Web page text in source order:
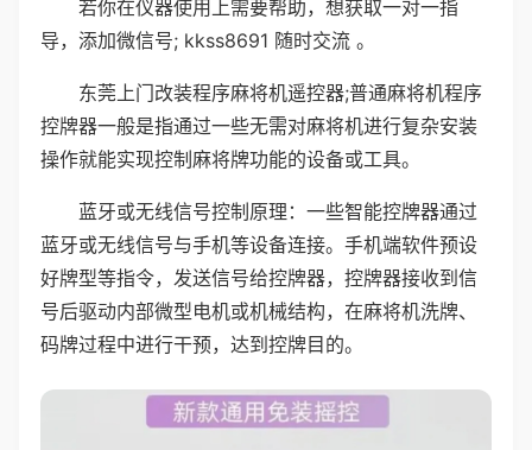
若你在仪器使用上需要帮助，想获取一对一指
导，添加微信号; kkss8691 随时交流 。
东莞上门改装程序麻将机遥控器;普通麻将机程序
控牌器一般是指通过一些无需对麻将机进行复杂安装
操作就能实现控制麻将牌功能的设备或工具。
蓝牙或无线信号控制原理：一些智能控牌器通过
蓝牙或无线信号与手机等设备连接。手机端软件预设
好牌型等指令，发送信号给控牌器，控牌器接收到信
号后驱动内部微型电机或机械结构，在麻将机洗牌、
码牌过程中进行干预，达到控牌目的。